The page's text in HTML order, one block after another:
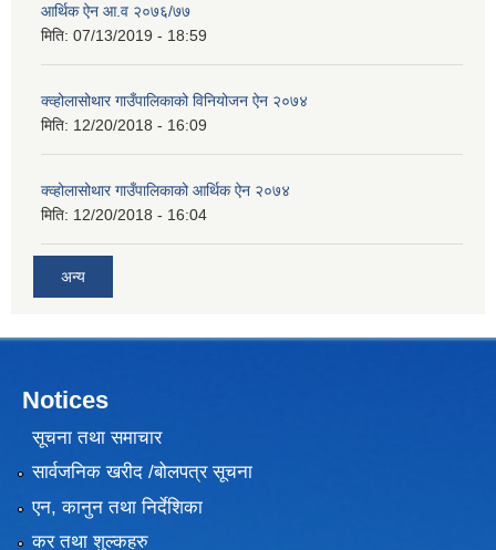
आर्थिक ऐन आ.व २०७६/७७
मिति: 07/13/2019 - 18:59
क्व्होलासोथार गाउँपालिकाको विनियोजन ऐन २०७४
मिति: 12/20/2018 - 16:09
क्व्होलासोथार गाउँपालिकाको आर्थिक ऐन २०७४
मिति: 12/20/2018 - 16:04
अन्य
Notices
सूचना तथा समाचार
सार्वजनिक खरीद /बोलपत्र सूचना
एन, कानुन तथा निर्देशिका
कर तथा शुल्कहरु